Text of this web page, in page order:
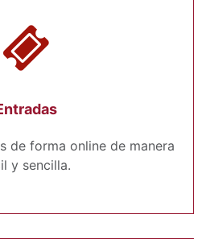
de forma online de manera
y sencilla.